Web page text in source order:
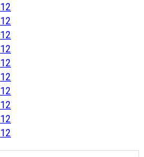
12
12
12
12
12
12
12
12
12
12